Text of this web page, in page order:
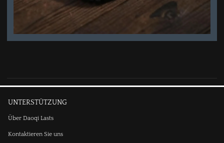
UNTERSTÜTZUNG
Über Daoqi Lasts
Kontaktieren Sie uns